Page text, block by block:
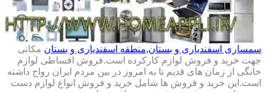
سمساری اسفندیاری و بستان,منطقه اسفندیاری و بستان مکانی
جهت خرید و فروش لوازم کارکرده است.فروش اقساطی لوازم
خانگی از زمان های قدیم تا به امروز در بین مردم ایران رواج داشته
است.این خرید و فروش ها شامل خرید و فروش انواع لوازم دست